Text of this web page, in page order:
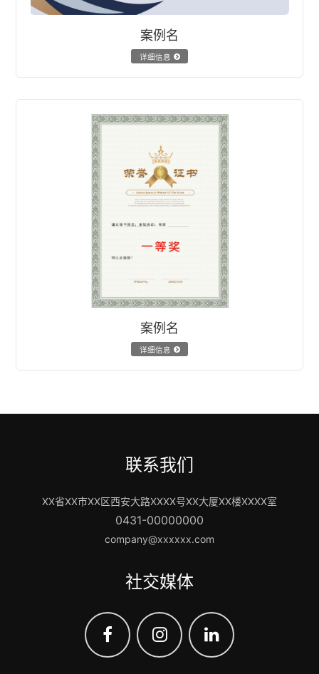
案例名
详细信息
案例名
详细信息
联系我们
XX省XX市XX区西安大路XXXX号XX大厦XX楼XXXX室
0431-00000000
company@xxxxxx.com
社交媒体